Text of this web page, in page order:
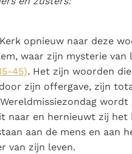
te
en de
opnieuw naar deze
waar zijn mysterie
45). Het zijn woorden
zijn offergave, zijn
naar en hernieuwt zij het
aan de mens en aan
van zijn leven.